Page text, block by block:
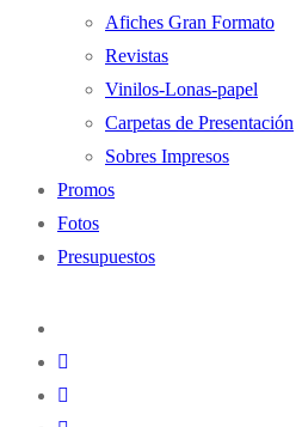
Afiches Gran Formato
Revistas
Vinilos-Lonas-papel
Carpetas de Presentación
Sobres Impresos
Promos
Fotos
Presupuestos